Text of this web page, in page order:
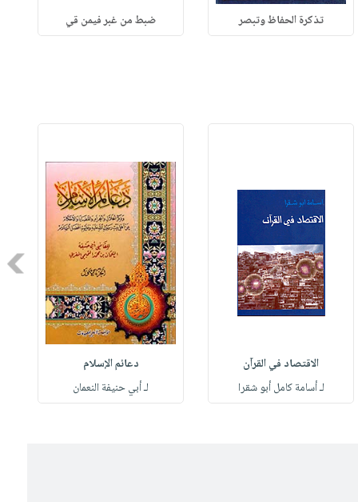
تذكرة الحفاظ وتبصر ضبط من غبر فيمن قي
الاقتصاد في القرآن
لـ أسامة كامل أبو شقرا
دعائم الإسلام
لـ أبي حنيفة النعمان